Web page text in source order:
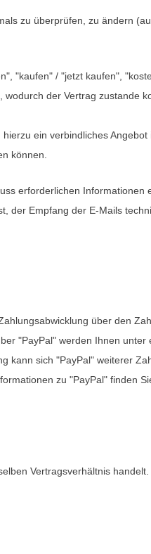
zu überprüfen, zu ändern
"kaufen" / "jetzt kaufen",
der Vertrag zustande
ein verbindliches
können.
erforderlichen Informationen
der Empfang der E-Mails
über den
"PayPal" werden Ihnen
kann sich "PayPal" weiterer
zu "PayPal" finden
Vertragsverhältnis handelt.